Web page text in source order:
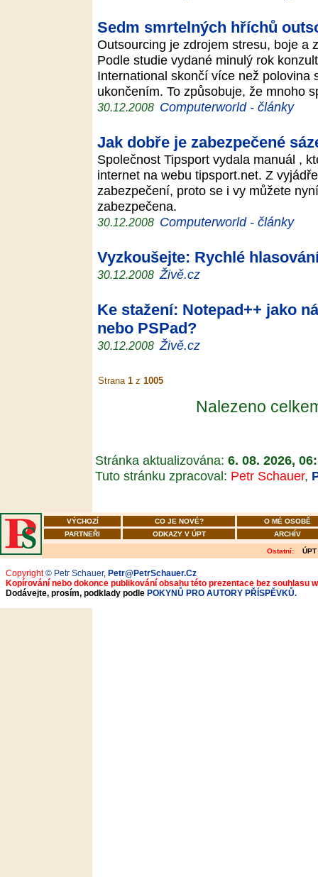
Sedm smrtelných hříchů
Outsourcing je zdrojem stresu, boje a
Podle studie vydané minulý rok
International skončí více než polovina
ukončením. To způsobuje, že mnoho
30.12.2008 Computerworld - články
Jak dobře je zabezpečené
Společnost Tipsport vydala manuál ,
internet na webu tipsport.net. Z
zabezpečení, proto se i vy můžete
zabezpečena.
30.12.2008 Computerworld - články
Vyzkoušejte: Rychlé
30.12.2008 Živě.cz
Ke stažení: Notepad++ jako
nebo PSPad?
30.12.2008 Živě.cz
Strana 1 z 1005
Nalezeno
Stránka aktualizována: 6. 08. 2026,
Tuto stránku zpracoval: Petr Schauer,
VÝCHOZÍ CO JE NOVÉ?
O MÉ OSOBĚ
PARTNEŘI
ODKAZY V ÚPT ARCHÍV
Ostatní: ÚPT
Copyright© Petr Schauer, Petr@PetrSchauer.Cz
Kopírování nebo dokonce publikování obsahu této prezentace bez souhlasu
Dodávejte, prosím, podklady podle POKYNŮ PRO AUTORY PŘÍSPĚVKŮ.